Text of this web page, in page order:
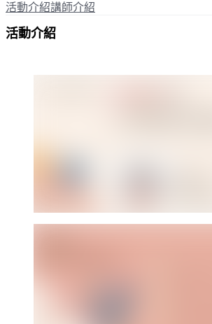
活動介紹講師介紹
活動介紹